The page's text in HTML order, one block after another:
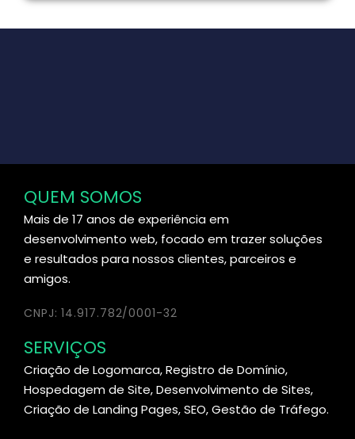
QUEM SOMOS
Mais de 17 anos de experiência em
desenvolvimento web, focado em trazer soluções
e resultados para nossos clientes, parceiros e
amigos.
CNPJ: 14.917.782/0001-32
SERVIÇOS
Criação de Logomarca, Registro de Domínio,
Hospedagem de Site, Desenvolvimento de Sites,
Criação de Landing Pages, SEO, Gestão de Tráfego.